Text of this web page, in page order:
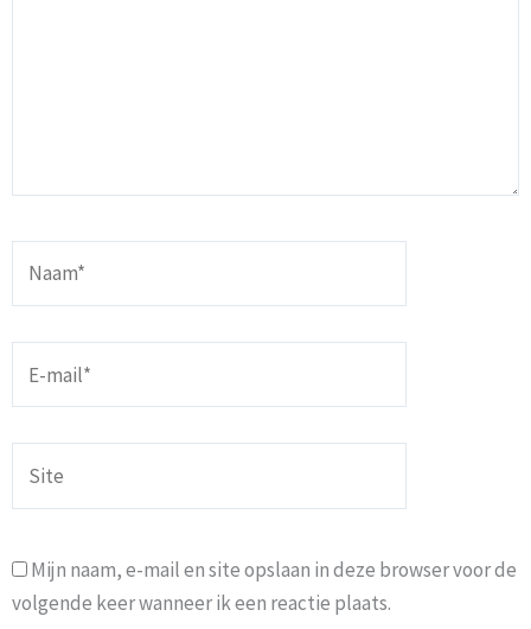
mail*
Mijn naam, e-mail en site opslaan in deze browser voor de
volgende keer wanneer ik een reactie plaats.